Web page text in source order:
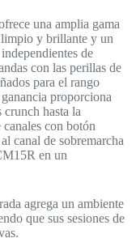
una amplia gama
y brillante y un
de
con las perillas de
para el rango
proporciona
hasta la
con botón
canal de sobremarcha
en un
agrega un ambiente
que sus sesiones de